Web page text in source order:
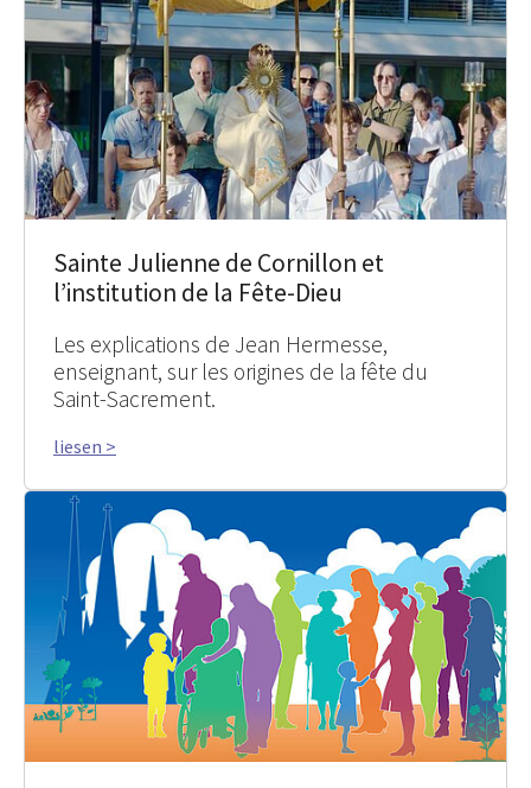
Sainte Julienne de Cornillon et
l’institution de la Fête-Dieu
Les explications de Jean Hermesse,
enseignant, sur les origines de la fête du
Saint-Sacrement.
liesen >